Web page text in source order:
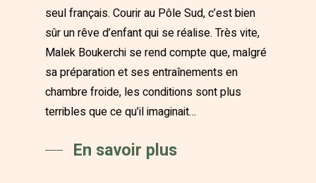
seul français. Courir au Pôle Sud, c’est bien
sûr un rêve d’enfant qui se réalise. Très vite,
Malek Boukerchi se rend compte que, malgré
sa préparation et ses entraînements en
chambre froide, les conditions sont plus
terribles que ce qu’il imaginait…
En savoir plus